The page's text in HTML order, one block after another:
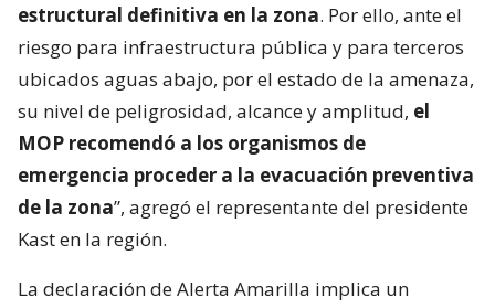
estructural definitiva en la zona. Por ello, ante el
riesgo para infraestructura pública y para terceros
ubicados aguas abajo, por el estado de la amenaza,
su nivel de peligrosidad, alcance y amplitud, el
MOP recomendó a los organismos de
emergencia proceder a la evacuación preventiva
de la zona”, agregó el representante del presidente
Kast en la región.
La declaración de Alerta Amarilla implica un